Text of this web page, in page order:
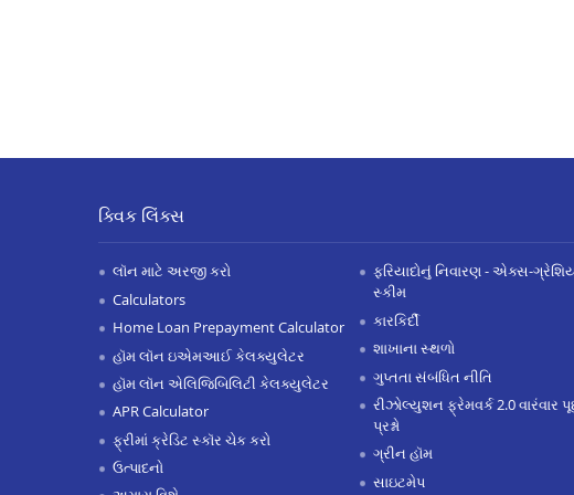
ક્વિક લિંક્સ
લૉન માટે અરજી કરો
Calculators
Home Loan Prepayment Calculator
હૉમ લૉન ઇએમઆઈ કેલક્યુલેટર
હૉમ લૉન એલિજિબિલિટી કેલક્યુલેટર
APR Calculator
ફ્રીમાં ક્રેડિટ સ્કૉર ચેક કરો
ઉત્પાદનો
ફરિયાદોનું નિવારણ - એક્સ-
સ્કીમ
કારકિર્દી
શાખાના સ્થળો
ગુપ્તતા સંબંધિત નીતિ
રીઝોલ્યુશન ફ્રેમવર્ક 2.0 વારંવાર
પ્રશ્નો
ગ્રીન હૉમ
સાઇટમેપ